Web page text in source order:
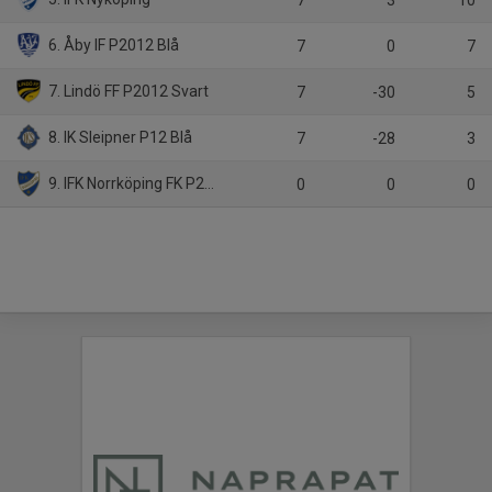
6. Åby IF P2012 Blå 7 0 7
7. Lindö FF P2012 Svart 7 -30 5
8. IK Sleipner P12 Blå 7 -28 3
9. IFK Norrköping FK P2012 Blå 0 0 0